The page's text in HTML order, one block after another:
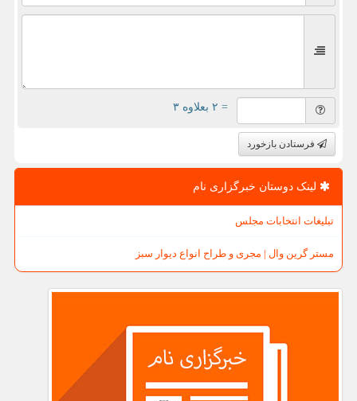
= ۲ بعلاوه ۳
فرستادن بازخورد
لینک دوستان خبرگزاری نام
تبلیغات انتخابات مجلس
مستر گرین وال | مجری و طراح انواع دیوار سبز